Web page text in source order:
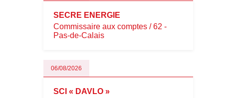
SECRE ENERGIE
Commissaire aux comptes / 62 -
Pas-de-Calais
06/08/2026
SCI « DAVLO »